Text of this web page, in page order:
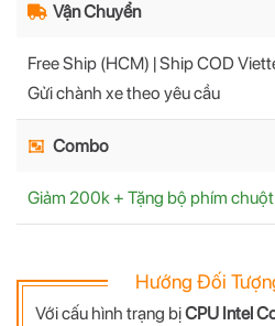
Vận Chuyển
Free Ship (HCM) | Ship COD
Gửi chành xe theo yêu cầu
Combo
Giảm 200k + Tặng bộ phím
Hướng Đối
Với cấu hình trạng bịCPU Intel